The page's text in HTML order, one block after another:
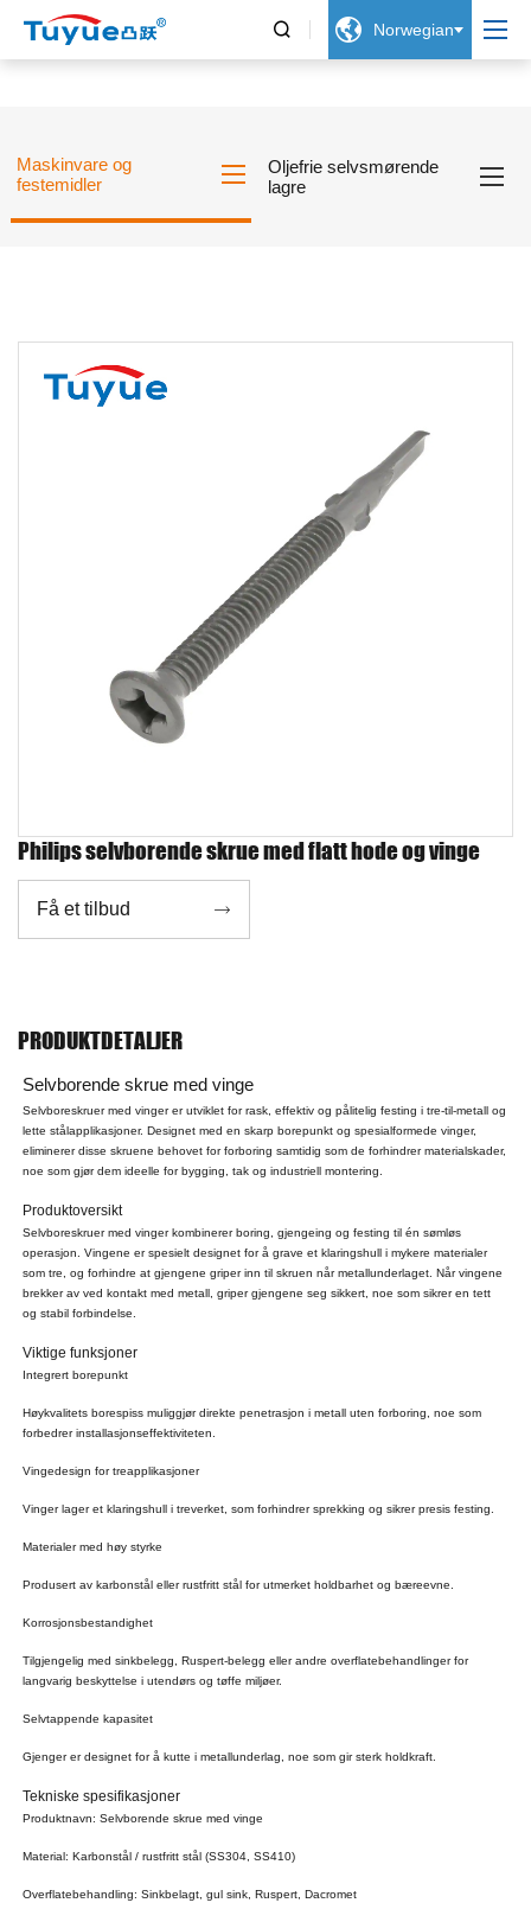
  Norwegian
Maskinvare og
festemidler
Oljefrie selvsmørende
lagre
Philips selvborende skrue med flatt hode og vinge
Få et tilbud 
PRODUKTDETALJER
Selvborende skrue med vinge
Selvboreskruer med vinger er utviklet for rask, effektiv og pålitelig festing i tre-til-metall og
lette stålapplikasjoner. Designet med en skarp borepunkt og spesialformede vinger,
eliminerer disse skruene behovet for forboring samtidig som de forhindrer materialskader,
noe som gjør dem ideelle for bygging, tak og industriell montering.
Produktoversikt
Selvboreskruer med vinger kombinerer boring, gjengeing og festing til én sømløs
operasjon. Vingene er spesielt designet for å grave et klaringshull i mykere materialer
som tre, og forhindre at gjengene griper inn til skruen når metallunderlaget. Når vingene
brekker av ved kontakt med metall, griper gjengene seg sikkert, noe som sikrer en tett
og stabil forbindelse.
Viktige funksjoner
Integrert borepunkt
Høykvalitets borespiss muliggjør direkte penetrasjon i metall uten forboring, noe som
forbedrer installasjonseffektiviteten.
Vingedesign for treapplikasjoner
Vinger lager et klaringshull i treverket, som forhindrer sprekking og sikrer presis festing.
Materialer med høy styrke
Produsert av karbonstål eller rustfritt stål for utmerket holdbarhet og bæreevne.
Korrosjonsbestandighet
Tilgjengelig med sinkbelegg, Ruspert-belegg eller andre overflatebehandlinger for
langvarig beskyttelse i utendørs og tøffe miljøer.
Selvtappende kapasitet
Gjenger er designet for å kutte i metallunderlag, noe som gir sterk holdkraft.
Tekniske spesifikasjoner
Produktnavn: Selvborende skrue med vinge
Material: Karbonstål / rustfritt stål (SS304, SS410)
Overflatebehandling: Sinkbelagt, gul sink, Ruspert, Dacromet